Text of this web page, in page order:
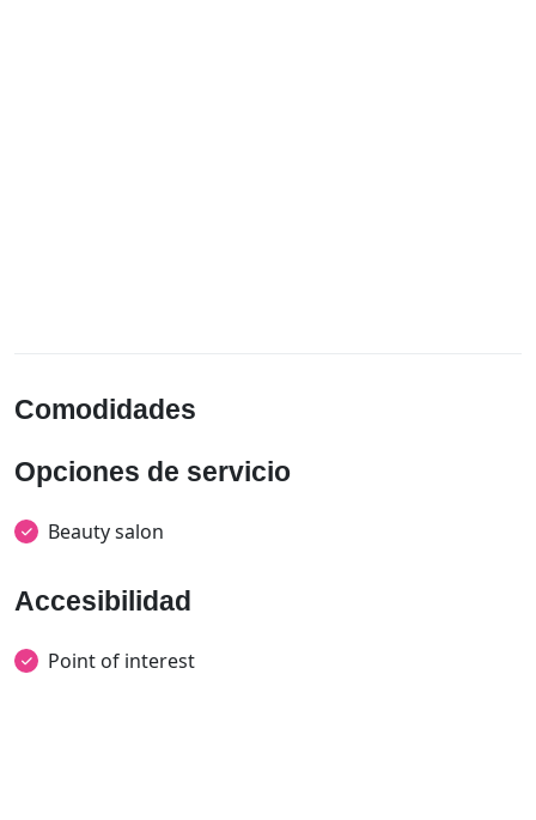
Comodidades
Opciones de servicio
Beauty salon
Accesibilidad
Point of interest